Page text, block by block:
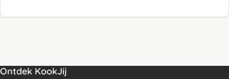
Ontdek KookJij